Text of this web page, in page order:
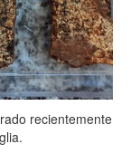
recientemente